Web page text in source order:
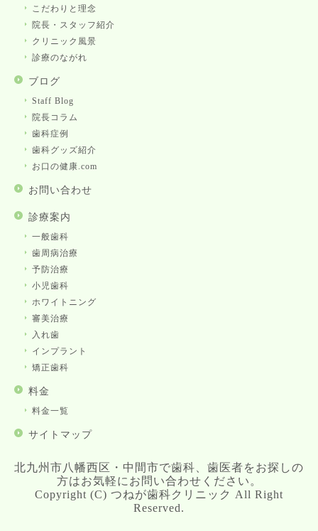
こだわりと理念
院長・スタッフ紹介
クリニック風景
診療のながれ
ブログ
Staff Blog
院長コラム
歯科症例
歯科グッズ紹介
お口の健康.com
お問い合わせ
診療案内
一般歯科
歯周病治療
予防治療
小児歯科
ホワイトニング
審美治療
入れ歯
インプラント
矯正歯科
料金
料金一覧
サイトマップ
北九州市八幡西区・中間市で歯科、歯医者をお探しの
方はお気軽にお問い合わせください。
Copyright (C) つねが歯科クリニック All Right
Reserved.